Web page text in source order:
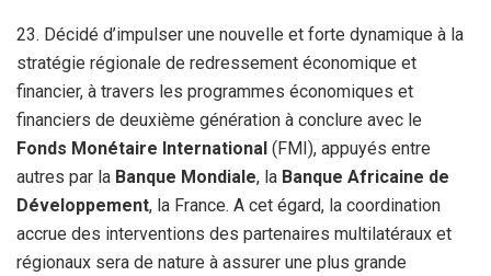
23. Décidé d’impulser une nouvelle et forte dynamique à la
stratégie régionale de redressement économique et
financier, à travers les programmes économiques et
financiers de deuxième génération à conclure avec le
Fonds Monétaire International (FMI), appuyés entre
autres par la Banque Mondiale, la Banque Africaine de
Développement, la France. A cet égard, la coordination
accrue des interventions des partenaires multilatéraux et
régionaux sera de nature à assurer une plus grande